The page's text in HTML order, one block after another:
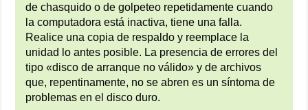
de chasquido o de golpeteo repetidamente cuando
la computadora está inactiva, tiene una falla.
Realice una copia de respaldo y reemplace la
unidad lo antes posible. La presencia de errores del
tipo «disco de arranque no válido» y de archivos
que, repentinamente, no se abren es un síntoma de
problemas en el disco duro.